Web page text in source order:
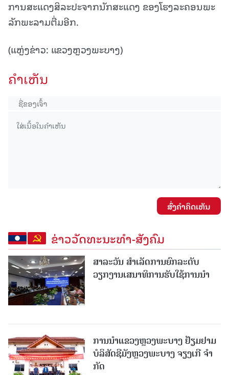
ການສະແດງສິລະປະຈາກນັກສະແດງ ຂອງໂຮງລະຄອນພະ
ລັກພະລາມຕື່ມອີກ.
(ແຫຼ່ງຂ່າວ: ແຂວງຫຼວງພະບາງ)
ຄໍາເຫັນ
ສົ່ງຄໍາຄິດເຫັນ
ຂ່າວວັດທະນະທຳ-ສັງຄົມ
ສາລະວັນ ສໍາເລັດການຍົກລະດັບ
ວຽກງານເສນາທິການຮັບໃຊ້ການນໍາ
ການນຳແຂວງຫຼວງພະບາງ ຢ້ຽມ​ຢາມ
ບໍ​ລິ​ສັດຊີມັງຫຼວງພະບາງ ຈຽງເກີ ຈໍາ
ກັດ